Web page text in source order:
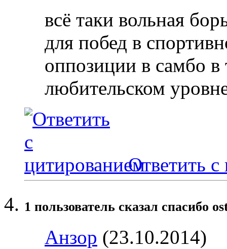
всё таки вольная
для побед в
оппозиции в самбо в
любительском
Ответить с
1 пользователь сказал cпасибо
Анзор (23.10.2014)